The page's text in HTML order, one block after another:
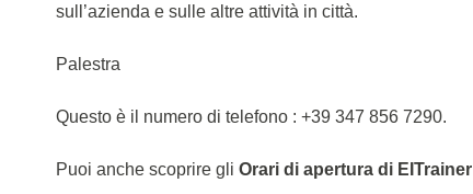
sull’azienda e sulle altre attività in città.
Palestra
Questo è il numero di telefono : +39 347 856 7290.
Puoi anche scoprire gli Orari di apertura di EITrainer